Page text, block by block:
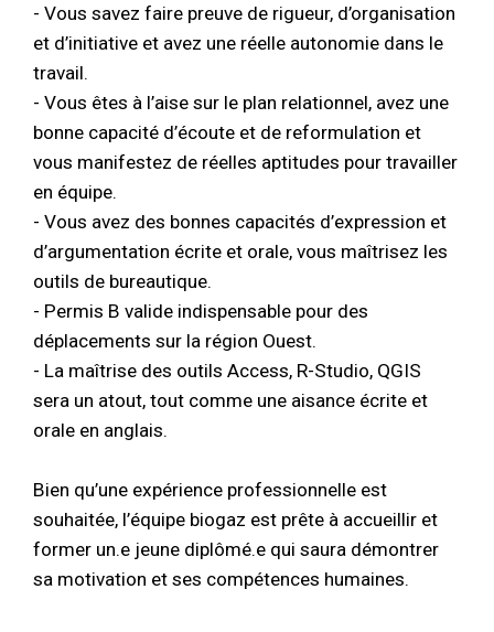
- Vous savez faire preuve de rigueur, d’organisation
et d’initiative et avez une réelle autonomie dans le
travail.
- Vous êtes à l’aise sur le plan relationnel, avez une
bonne capacité d’écoute et de reformulation et
vous manifestez de réelles aptitudes pour travailler
en équipe.
- Vous avez des bonnes capacités d’expression et
d’argumentation écrite et orale, vous maîtrisez les
outils de bureautique.
- Permis B valide indispensable pour des
déplacements sur la région Ouest.
- La maîtrise des outils Access, R-Studio, QGIS
sera un atout, tout comme une aisance écrite et
orale en anglais.
Bien qu’une expérience professionnelle est
souhaitée, l’équipe biogaz est prête à accueillir et
former un.e jeune diplômé.e qui saura démontrer
sa motivation et ses compétences humaines.